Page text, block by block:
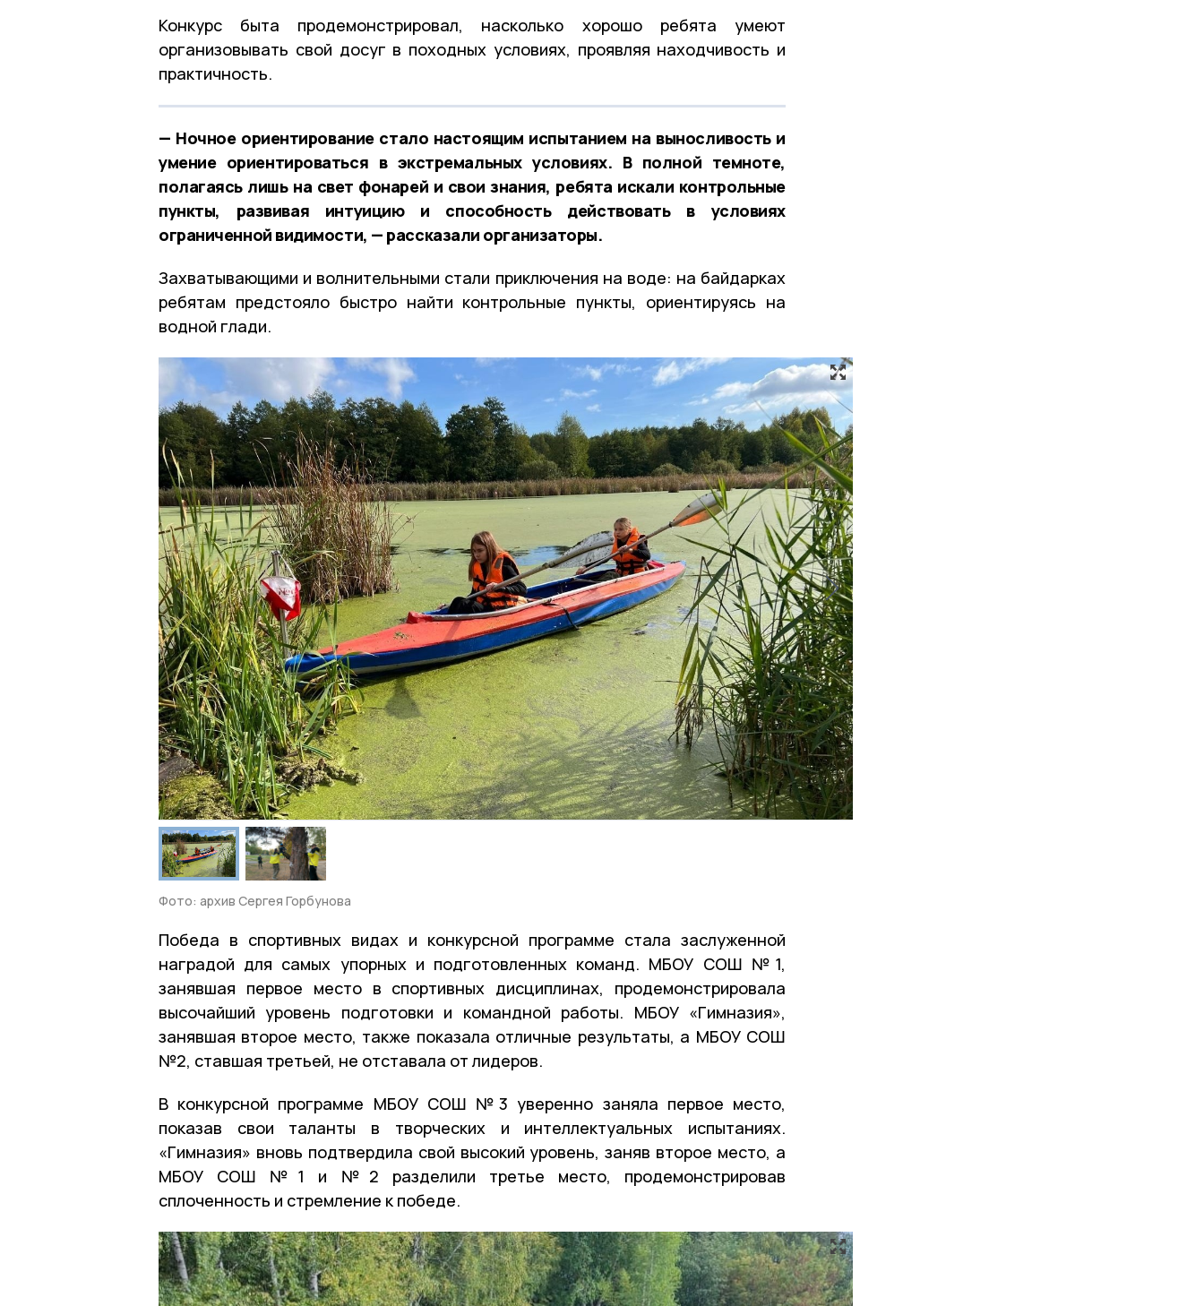
Конкурс быта продемонстрировал, насколько хорошо ребята умеют
организовывать свой досуг в походных условиях, проявляя находчивость и
практичность.
— Ночное ориентирование стало настоящим испытанием на выносливость и
умение ориентироваться в экстремальных условиях. В полной темноте,
полагаясь лишь на свет фонарей и свои знания, ребята искали контрольные
пункты, развивая интуицию и способность действовать в условиях
ограниченной видимости, — рассказали организаторы.
Захватывающими и волнительными стали приключения на воде: на байдарках
ребятам предстояло быстро найти контрольные пункты, ориентируясь на
водной глади.
Фото: архив Сергея Горбунова
Победа в спортивных видах и конкурсной программе стала заслуженной
наградой для самых упорных и подготовленных команд. МБОУ СОШ №1,
занявшая первое место в спортивных дисциплинах, продемонстрировала
высочайший уровень подготовки и командной работы. МБОУ «Гимназия»,
занявшая второе место, также показала отличные результаты, а МБОУ СОШ
№2, ставшая третьей, не отставала от лидеров.
В конкурсной программе МБОУ СОШ №3 уверенно заняла первое место,
показав свои таланты в творческих и интеллектуальных испытаниях.
«Гимназия» вновь подтвердила свой высокий уровень, заняв второе место, а
МБОУ СОШ №1 и №2 разделили третье место, продемонстрировав
сплоченность и стремление к победе.